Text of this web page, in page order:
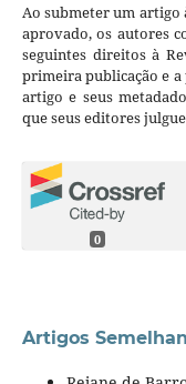
Ao submeter um artigo
aprovado, os autores
seguintes direitos à
primeira publicação e a
artigo e seus
que seus editores
0
Artigos